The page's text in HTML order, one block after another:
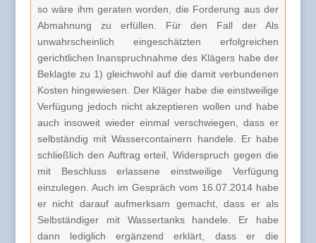
so wäre ihm geraten worden, die Forderung aus der
Abmahnung zu erfüllen. Für den Fall der Als
unwahrscheinlich eingeschätzten erfolgreichen
gerichtlichen Inanspruchnahme des Klägers habe der
Beklagte zu 1) gleichwohl auf die damit verbundenen
Kosten hingewiesen. Der Kläger habe die einstweilige
Verfügung jedoch nicht akzeptieren wollen und habe
auch insoweit wieder einmal verschwiegen, dass er
selbständig mit Wassercontainern handele. Er habe
schließlich den Auftrag erteil, Widerspruch gegen die
mit Beschluss erlassene einstweilige Verfügung
einzulegen. Auch im Gespräch vom 16.07.2014 habe
er nicht darauf aufmerksam gemacht, dass er als
Selbständiger mit Wassertanks handele. Er habe
dann lediglich ergänzend erklärt, dass er die